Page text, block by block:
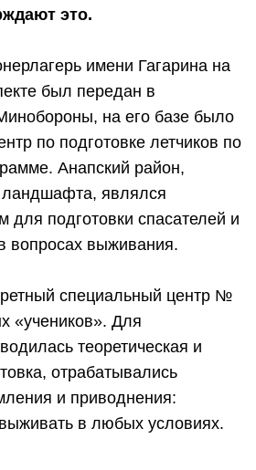
это.
имени Гагарина на
был передан в
на его базе было
по подготовке летчиков по
Анапский район,
являлся
для подготовки спасателей и
вопросах выживания.
специальный центр №
«учеников». Для
теоретическая и
отрабатывались
и приводнения:
в любых условиях.